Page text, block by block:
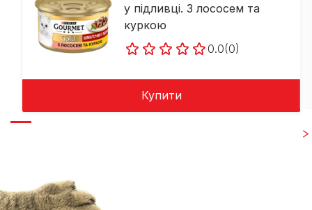
у підливці. З лососем та
куркою
0.0(0)
Купити